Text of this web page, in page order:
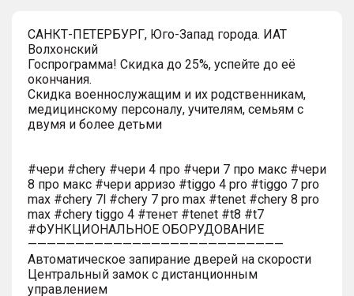
САНКТ-ПЕТЕРБУРГ, Юго-Запад города. ИАТ
Волхонский
Госпрограмма! Скидка до 25%, успейте до её
окончания.
Скидка военнослужащим и их родственникам,
медицинскому персоналу, учителям, семьям с
двумя и более детьми
#чери #chery #чери 4 про #чери 7 про макс #чери
8 про макс #чери арризо #tiggo 4 pro #tiggo 7 pro
max #chery 7l #chery 7 pro max #tenet #chery 8 pro
max #chery tiggo 4 #тенет #tenet #t8 #t7
#ФУНКЦИОНАЛЬНОЕ ОБОРУДОВАНИЕ
———————————————————————————
Автоматическое запирание дверей на скорости
Центральный замок с дистанционным
управлением